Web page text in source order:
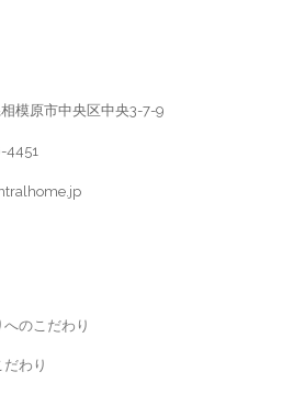
模原市中央区中央3-7-9
4451
のこだわり
わり